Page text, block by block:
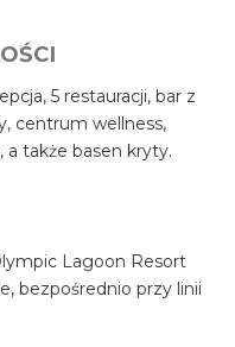
5 restauracji, bar z
centrum wellness,
a także basen kryty.
Lagoon Resort
bezpośrednio przy linii